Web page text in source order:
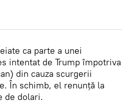
ca parte a unei
intentat de Trump împotriva
din cauza scurgerii
În schimb, el renunță la
de dolari.